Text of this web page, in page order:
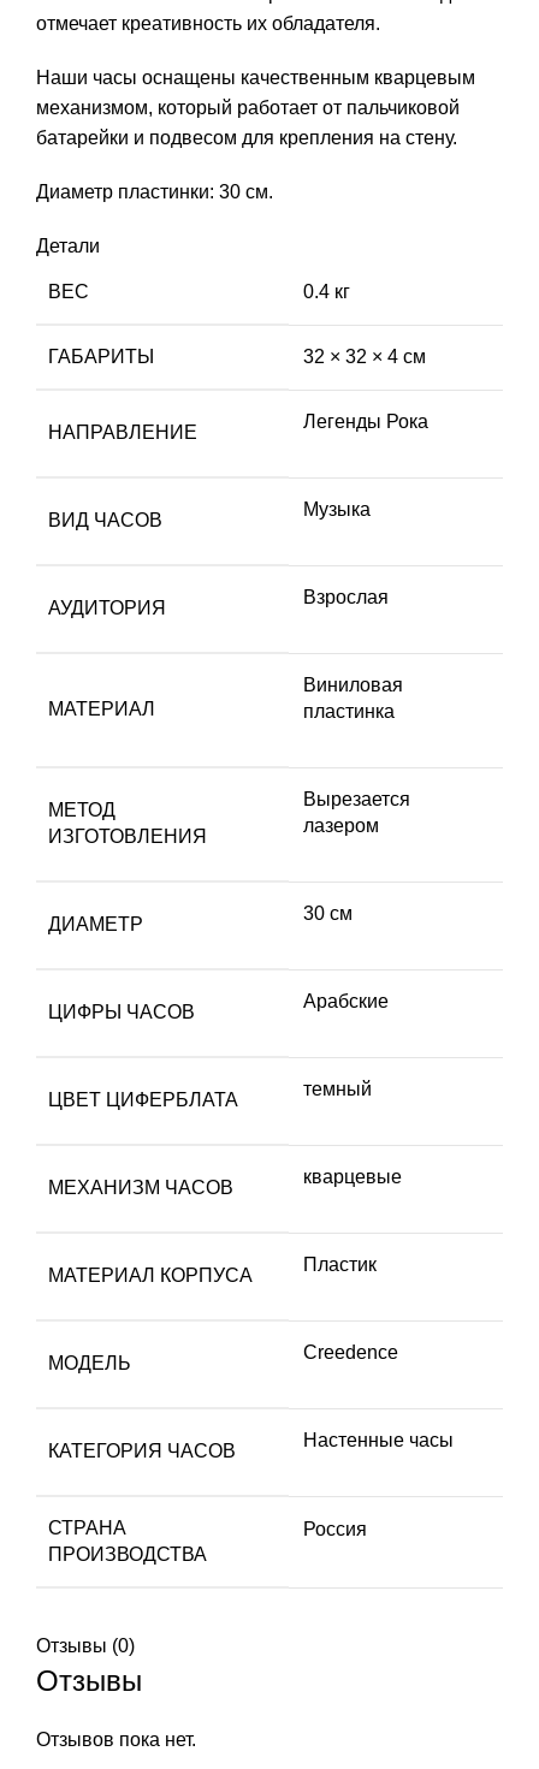
отмечает креативность их обладателя.
Наши часы оснащены качественным кварцевым
механизмом, который работает от пальчиковой
батарейки и подвесом для крепления на стену.
Диаметр пластинки: 30 см.
Детали
ВЕС 0.4 кг
ГАБАРИТЫ 32 × 32 × 4 см
НАПРАВЛЕНИЕ
Легенды Рока
ВИД ЧАСОВ
Музыка
АУДИТОРИЯ
Взрослая
МАТЕРИАЛ
Виниловая
пластинка
МЕТОД
ИЗГОТОВЛЕНИЯ
Вырезается
лазером
ДИАМЕТР
30 см
ЦИФРЫ ЧАСОВ
Арабские
ЦВЕТ ЦИФЕРБЛАТА
темный
МЕХАНИЗМ ЧАСОВ
кварцевые
МАТЕРИАЛ КОРПУСА
Пластик
МОДЕЛЬ
Creedence
КАТЕГОРИЯ ЧАСОВ
Настенные часы
СТРАНА
ПРОИЗВОДСТВА
Россия
Отзывы (0)
Отзывы
Отзывов пока нет.